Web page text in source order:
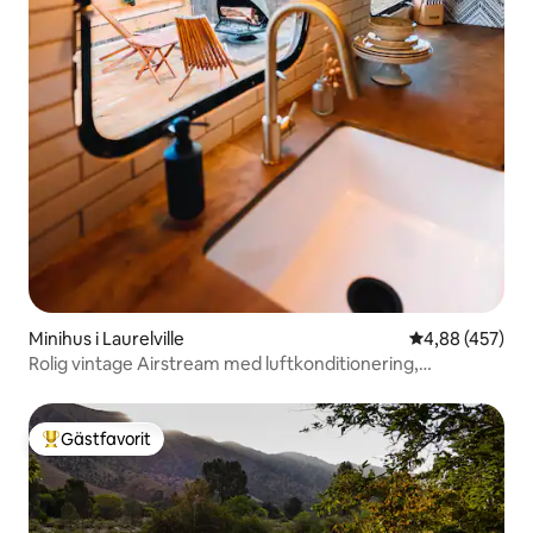
Minihus i Laurelville 4,88 av 5 i
4,88 (457)
Rolig vintage Airstream med luftkonditionering,
Populär gästfavorit
Gästfavorit